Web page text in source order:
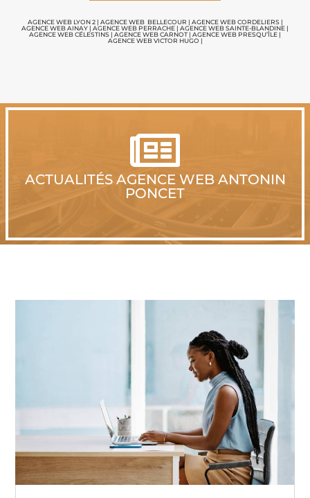
AGENCE WEB LYON 2| AGENCE WEB BELLECOUR | AGENCE WEB CORDELIERS|
AGENCE WEB AINAY | AGENCE WEB PERRACHE | AGENCE WEB SAINTE-BLANDINE |
AGENCE WEB CÉLESTINS | AGENCE WEB CARNOT | AGENCE WEB PRESQU’ÎLE |
AGENCE WEB VICTOR HUGO |

ACTUALITÉS AGENCE WEB ANTONIN
PONCET